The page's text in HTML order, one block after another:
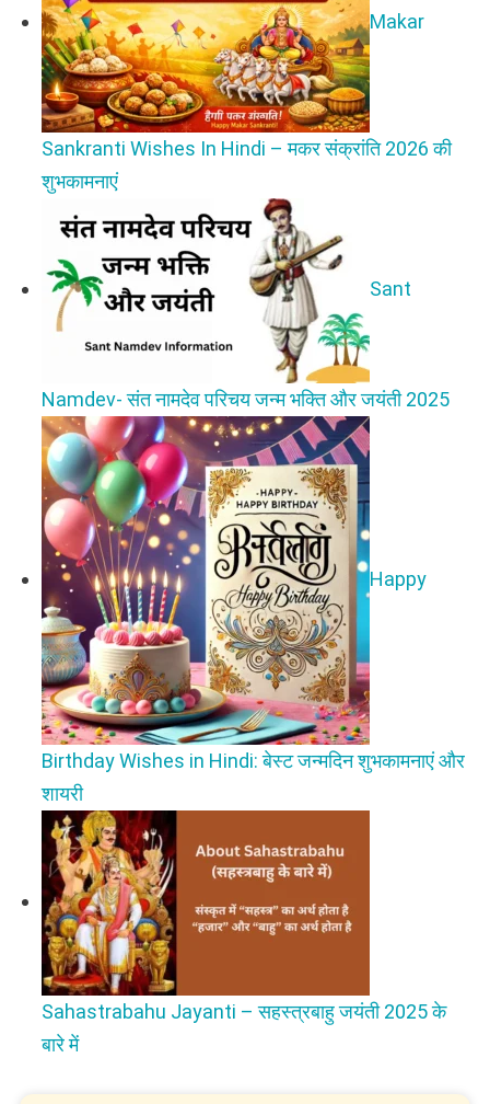
Makar
Sankranti Wishes In Hindi – मकर संक्रांति 2026 की
शुभकामनाएं
Sant
Namdev- संत नामदेव परिचय जन्म भक्ति और जयंती 2025
Happy
Birthday Wishes in Hindi: बेस्ट जन्मदिन शुभकामनाएं और
शायरी
Sahastrabahu Jayanti – सहस्त्रबाहु जयंती 2025 के
बारे में